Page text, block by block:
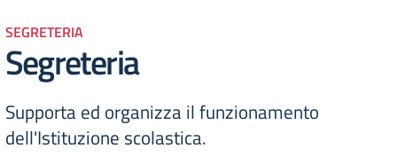
SEGRETERIA
Segreteria
Supporta ed organizza il funzionamento
dell'Istituzione scolastica.